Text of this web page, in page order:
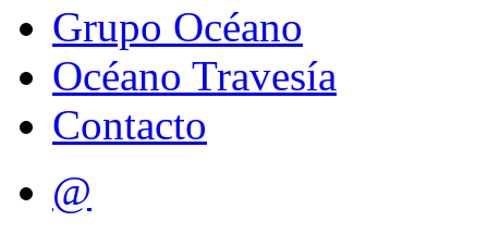
Grupo Océano
Océano Travesía
Contacto
@